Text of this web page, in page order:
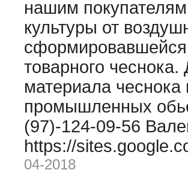
нашим
культуры от
сформировавшейся
товарного чеснока.
материала
промышленных
(97)-124-09-56
https://
04-2018